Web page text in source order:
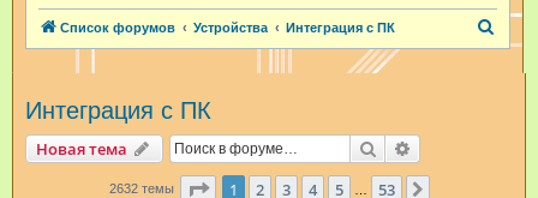
Список форумов Устройства Интеграция с ПК
Интеграция с ПК
Новая тема Поиск
2632 темы Страница из 53
1 2 3 4 5 53